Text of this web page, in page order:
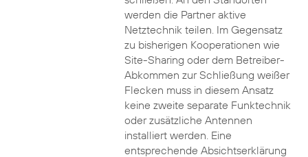
werden die Partner aktive
Netztechnik teilen. Im Gegensatz
zu bisherigen Kooperationen wie
Site-Sharing oder dem Betreiber-
Abkommen zur Schließung weißer
Flecken muss in diesem Ansatz
keine zweite separate Funktechnik
oder zusätzliche Antennen
installiert werden. Eine
entsprechende Absichtserklärung